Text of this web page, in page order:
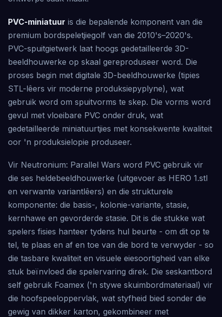
PVC-miniatuur is die bepalende komponent van die
premium bordspeletjiegolf van die 2010's–2020's.
PVC-spuitgietwerk laat hoogs gedetailleerde 3D-
beeldhouwerke op skaal gereproduseer word. Die
proses begin met digitale 3D-beeldhouwerke (tipies
STL-lêers vir moderne produksiepyplyne), wat
gebruik word om spuitvorms te skep. Die vorms word
gevul met vloeibare PVC onder druk, wat
gedetailleerde miniatuurtjies met konsekwente kwaliteit
oor 'n produksielopie produseer.
Vir Neutronium: Parallel Wars word PVC gebruik vir
die ses heldebeeldhouwerke (uitgevoer as HERO 1.stl
en verwante variantlêers) en die strukturele
komponente: die basis-, kolonie-variante, stasie,
kernhawe en gevorderde stasie. Dit is die stukke wat
spelers fisies hanteer tydens hul beurte - om dit op te
tel, te plaas en af ​​en toe van die bord te verwyder - so
die tasbare kwaliteit en visuele eiesoortigheid van elke
stuk beïnvloed die spelervaring direk. Die seskantbord
self gebruik Foamex ('n stywe skuimbordmateriaal) vir
die hoofspeeloppervlak, wat styfheid bied sonder die
gewig van dikker karton, gekombineer met